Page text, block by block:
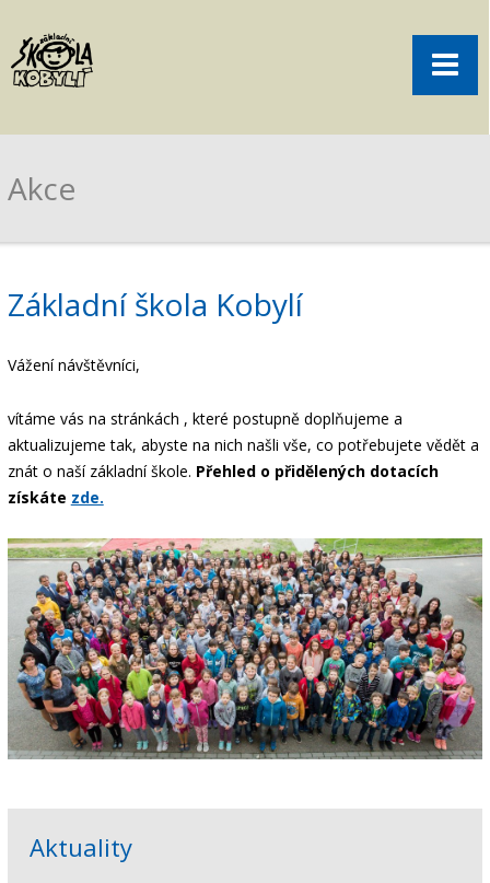
Aktuality
Volný čas
Kontakt
Akce
Menu
Akce
Základní škola Kobylí
Vážení návštěvníci,
vítáme vás na stránkách , které postupně doplňujeme a
aktualizujeme tak, abyste na nich našli vše, co potřebujete vědět a
znát o naší základní škole. Přehled o přidělených dotacích
získáte zde.
Aktuality